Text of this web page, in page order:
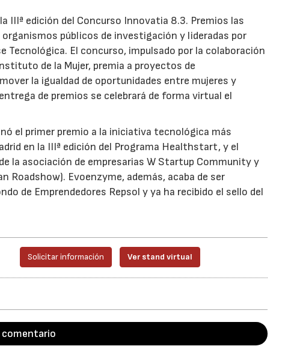
IIIª edición del Concurso Innovatia 8.3. Premios las
públicos de investigación y lideradas por
Tecnológica. El concurso, impulsado por la colaboración
de la Mujer, premia a proyectos de
la igualdad de oportunidades entre mujeres y
de premios se celebrará de forma virtual el
el primer premio a la iniciativa tecnológica más
en la IIIª edición del Programa Healthstart, y el
la asociación de empresarias W Startup Community y
Roadshow). Evoenzyme, además, acaba de ser
de Emprendedores Repsol y ya ha recibido el sello del
Solicitar información Ver stand virtual
comentario